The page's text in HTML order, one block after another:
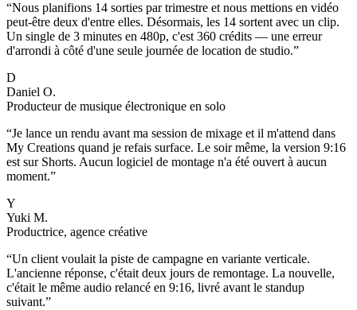
“Nous planifions 14 sorties par trimestre et nous mettions en vidéo
peut-être deux d'entre elles. Désormais, les 14 sortent avec un clip.
Un single de 3 minutes en 480p, c'est 360 crédits — une erreur
d'arrondi à côté d'une seule journée de location de studio.”
D
Daniel O.
Producteur de musique électronique en solo
“Je lance un rendu avant ma session de mixage et il m'attend dans
My Creations quand je refais surface. Le soir même, la version 9:16
est sur Shorts. Aucun logiciel de montage n'a été ouvert à aucun
moment.”
Y
Yuki M.
Productrice, agence créative
“Un client voulait la piste de campagne en variante verticale.
L'ancienne réponse, c'était deux jours de remontage. La nouvelle,
c'était le même audio relancé en 9:16, livré avant le standup
suivant.”